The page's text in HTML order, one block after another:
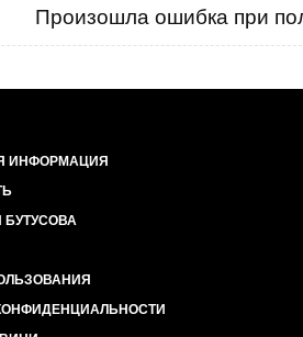
Произошла ошибка при
ИНФОРМАЦИЯ